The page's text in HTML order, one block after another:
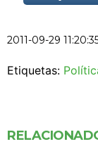
2011-09-29
Etiquetas: